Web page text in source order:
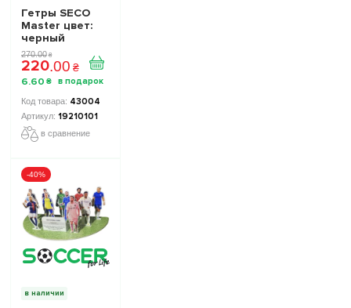
Гетры SECO
Master цвет:
черный
270.00 ₴
220.00 ₴
6.60 ₴
43004
19210101
в сравнение
-40%
в наличии